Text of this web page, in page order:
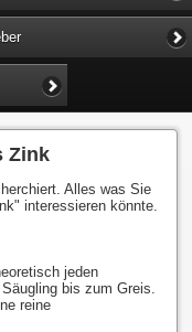
Zink
Alles was Sie
interessieren könnte.
jeden
bis zum Greis.
reine